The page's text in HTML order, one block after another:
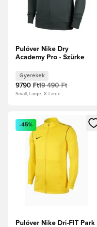
Pulóver Nike Dry
Academy Pro - Szürke
Gyerekek
9790 Ft19 490 Ft
Small, Large, X-Large
Megnyit egy modált a
-45%
Pulóver Nike Dri-FIT Park